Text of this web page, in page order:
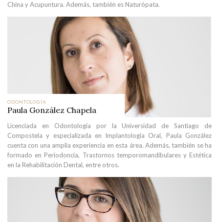
China y Acupuntura. Además, también es Naturópata.
ODONTOLOGÍA
Paula González Chapela
Licenciada en Odontología por la Universidad de Santiago de
Compostela y especializada en Implantología Oral, Paula González
cuenta con una amplia experiencia en esta área. Además, también se ha
formado en Periodoncia, Trastornos temporomandibulares y Estética
en la Rehabilitación Dental, entre otros.